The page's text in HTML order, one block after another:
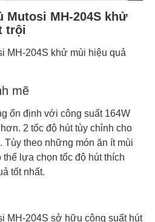
Mutosi MH-204S khử
trội
MH-204S khử mùi hiệu quả
mẽ
ổn định với công suất 164W
2 tốc độ hút tùy chỉnh cho
Tùy theo những món ăn ít mùi
thể lựa chọn tốc độ hút thích
tốt nhất.
MH-204S sở hữu công suất hút